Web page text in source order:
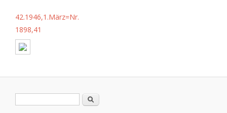
42.1946,1.März=Nr.
1898,41
Suche